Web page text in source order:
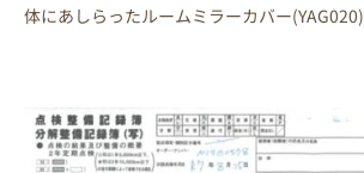
体にあしらったルームミラーカバー(YAG020)